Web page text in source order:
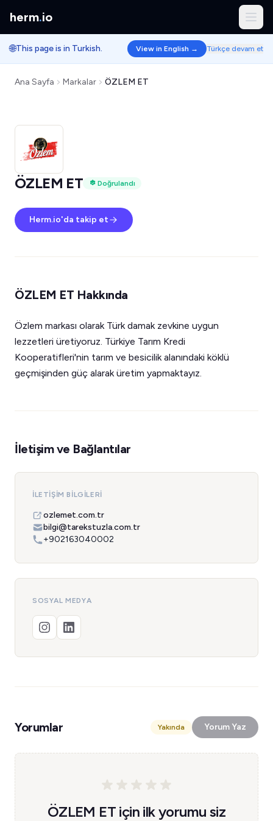
herm.io
🌐This page is in Turkish. View in English → Türkçe devam et
Ana Sayfa Markalar ÖZLEM ET
ÖZLEM ET Doğrulandı
Herm.io'da takip et
ÖZLEM ET Hakkında
Özlem markası olarak Türk damak zevkine uygun
lezzetleri üretiyoruz. Türkiye Tarım Kredi
Kooperatifleri'nin tarım ve besicilik alanındaki köklü
geçmişinden güç alarak üretim yapmaktayız.
İletişim ve Bağlantılar
İLETIŞIM BILGILERI
ozlemet.com.tr
bilgi@tarekstuzla.com.tr
+902163040002
SOSYAL MEDYA
Yorumlar Yakında Yorum Yaz
ÖZLEM ET için ilk yorumu siz